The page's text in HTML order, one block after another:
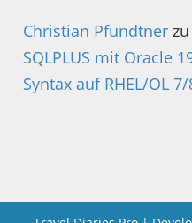
Christian Pfundtner zu
SQLPLUS mit Oracle
Syntax auf RHEL/OL